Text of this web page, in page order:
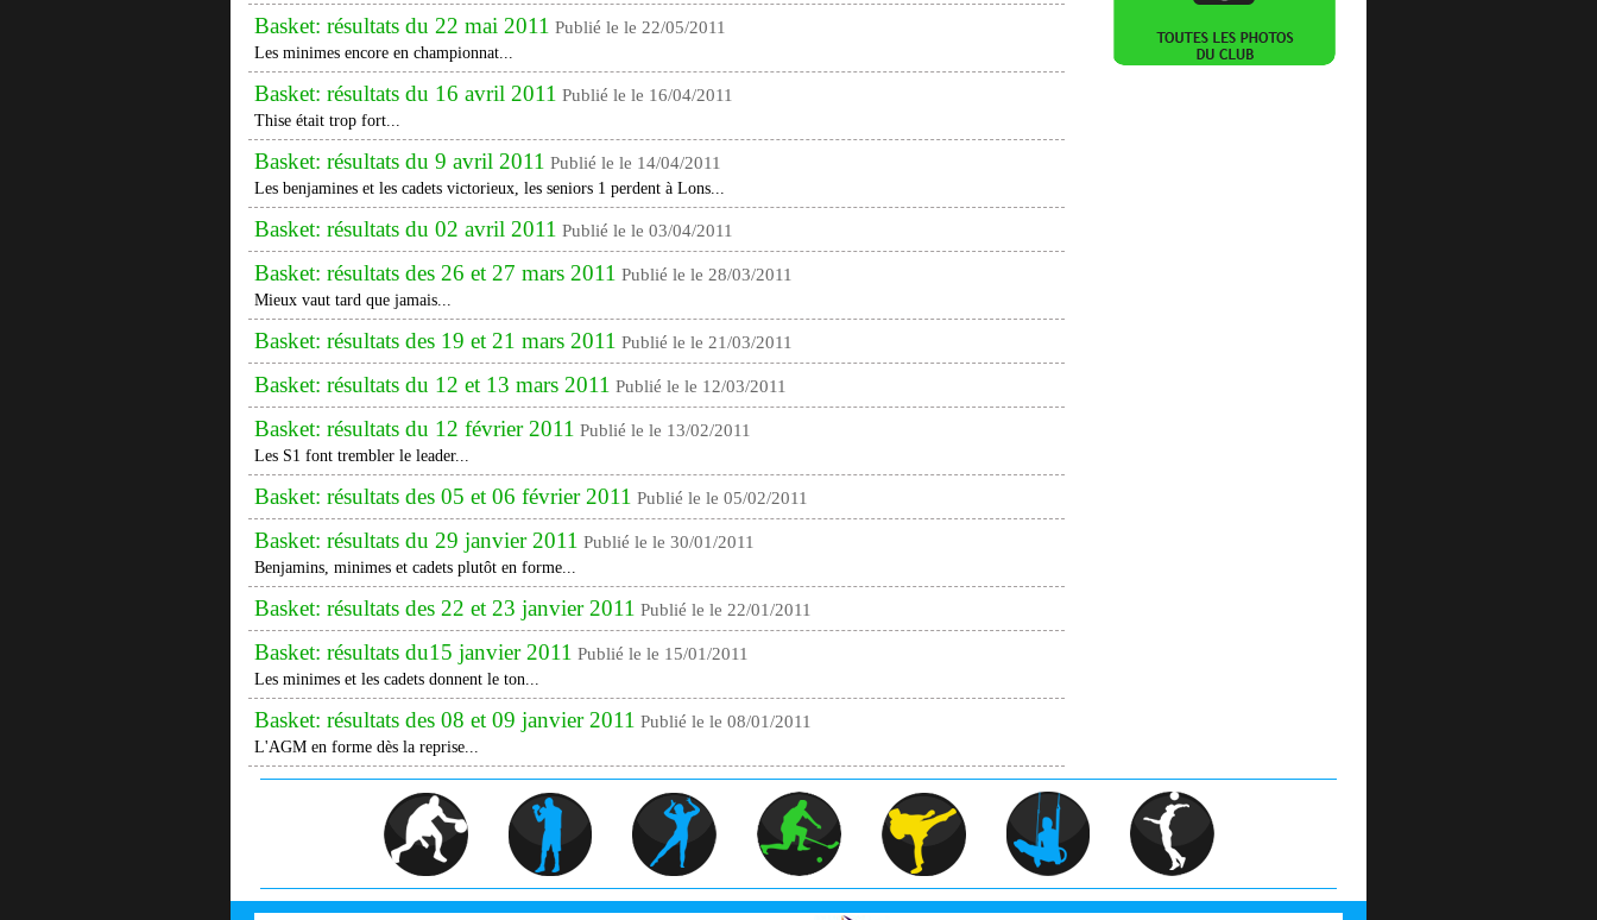
Basket: résultats du 22 mai 2011 Publié le le 22/05/2011
Les minimes encore en championnat...
Basket: résultats du 16 avril 2011 Publié le le 16/04/2011
Thise était trop fort...
Basket: résultats du 9 avril 2011 Publié le le 14/04/2011
Les benjamines et les cadets victorieux, les seniors 1 perdent à Lons...
Basket: résultats du 02 avril 2011 Publié le le 03/04/2011
Basket: résultats des 26 et 27 mars 2011 Publié le le 28/03/2011
Mieux vaut tard que jamais...
Basket: résultats des 19 et 21 mars 2011 Publié le le 21/03/2011
Basket: résultats du 12 et 13 mars 2011 Publié le le 12/03/2011
Basket: résultats du 12 février 2011 Publié le le 13/02/2011
Les S1 font trembler le leader...
Basket: résultats des 05 et 06 février 2011 Publié le le 05/02/2011
Basket: résultats du 29 janvier 2011 Publié le le 30/01/2011
Benjamins, minimes et cadets plutôt en forme...
Basket: résultats des 22 et 23 janvier 2011 Publié le le 22/01/2011
Basket: résultats du15 janvier 2011 Publié le le 15/01/2011
Les minimes et les cadets donnent le ton...
Basket: résultats des 08 et 09 janvier 2011 Publié le le 08/01/2011
L'AGM en forme dès la reprise...